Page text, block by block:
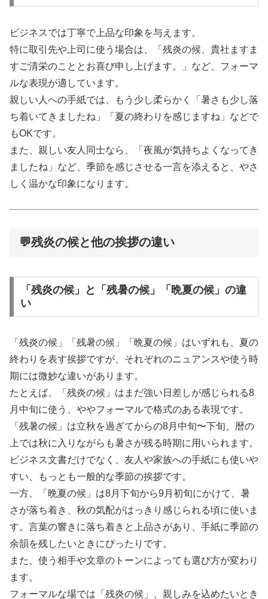
ビジネスでは丁寧で上品な印象を与えます。
特に取引先や上司に使う場合は、「残炎の候、貴社ますま
すご清栄のこととお喜び申し上げます。」など、フォーマ
ルな表現が適しています。
親しい人への手紙では、もう少し柔らかく「暑さも少し落
ち着いてきましたね」「夏の終わりを感じますね」などで
もOKです。
また、親しい友人同士なら、「夜風が気持ちよくなってき
ましたね」など、季節を感じさせる一言を添えると、やさ
しく温かな印象になります。
💬残炎の候と他の挨拶の違い
「残炎の候」と「残暑の候」「晩夏の候」の違
い
「残炎の候」「残暑の候」「晩夏の候」はいずれも、夏の
終わりを表す挨拶ですが、それぞれのニュアンスや使う時
期には微妙な違いがあります。
たとえば、「残炎の候」はまだ強い日差しが感じられる8
月中旬に使う、ややフォーマルで格式のある表現です。
「残暑の候」は立秋を過ぎてからの8月中旬〜下旬、暦の
上では秋に入りながらも暑さが残る時期に用いられます。
ビジネス文書だけでなく、友人や家族への手紙にも使いや
すい、もっとも一般的な季節の挨拶です。
一方、「晩夏の候」は8月下旬から9月初旬にかけて、暑
さが落ち着き、秋の気配がはっきり感じられる頃に使いま
す。言葉の響きに落ち着きと上品さがあり、手紙に季節の
余韻を残したいときにぴったりです。
また、使う相手や文章のトーンによっても選び方が変わり
ます。
フォーマルな場では「残炎の候」、親しみを込めたいとき